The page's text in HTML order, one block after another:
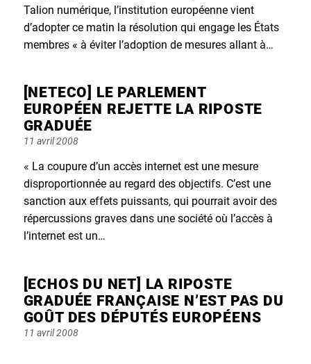
Talion numérique, l’institution européenne vient
d’adopter ce matin la résolution qui engage les États
membres « à éviter l’adoption de mesures allant à…
[NETECO] LE PARLEMENT
EUROPÉEN REJETTE LA RIPOSTE
GRADUÉE
Posted
on
11 avril 2008
« La coupure d’un accès internet est une mesure
disproportionnée au regard des objectifs. C’est une
sanction aux effets puissants, qui pourrait avoir des
répercussions graves dans une société où l’accès à
l’internet est un…
[ECHOS DU NET] LA RIPOSTE
GRADUÉE FRANÇAISE N’EST PAS DU
GOÛT DES DÉPUTÉS EUROPÉENS
Posted
11 avril 2008